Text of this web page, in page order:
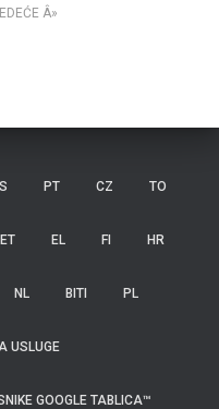
PT CZ TO
ET EL FI HR
NL BITI PL
USLUGE
GOOGLE TABLICA™